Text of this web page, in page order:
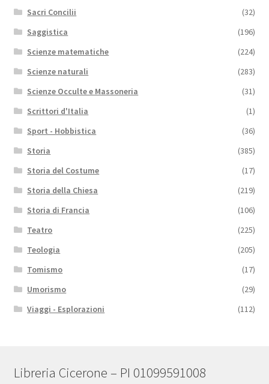
Sacri Concilii
(32)
Saggistica
(196)
Scienze matematiche
(224)
Scienze naturali
(283)
Scienze Occulte e Massoneria
(31)
Scrittori d'Italia
(1)
Sport - Hobbistica
(36)
Storia
(385)
Storia del Costume
(17)
Storia della Chiesa
(219)
Storia di Francia
(106)
Teatro
(225)
Teologia
(205)
Tomismo
(17)
Umorismo
(29)
Viaggi - Esplorazioni
(112)
Libreria Cicerone – PI 01099591008